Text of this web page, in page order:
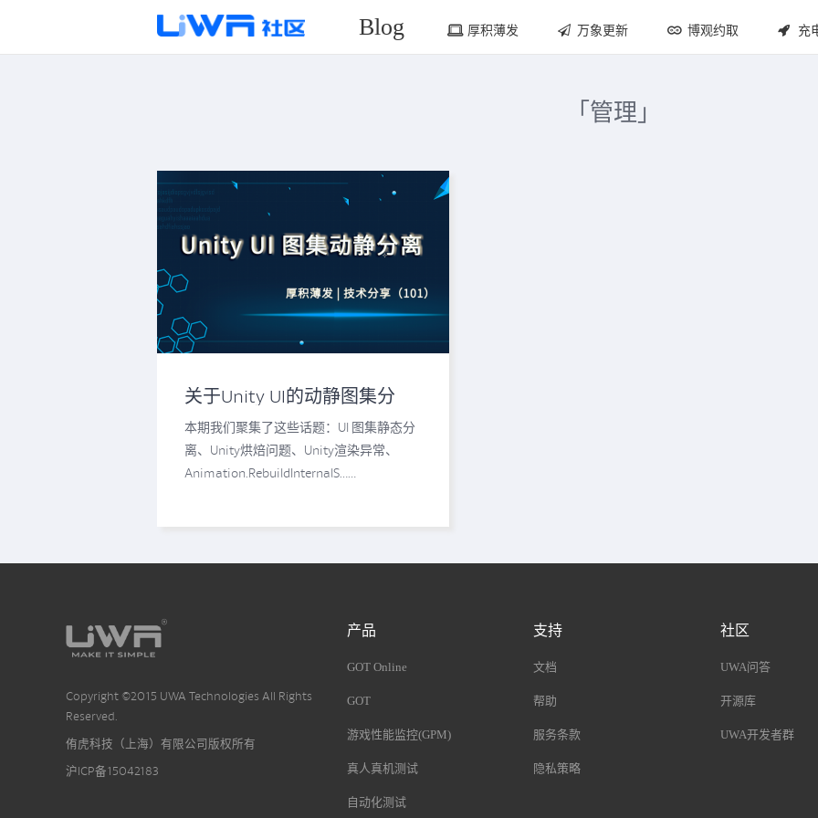
Blog 厚积薄发 万象更新 博观约取 充
「管理」
关于Unity UI的动静图集分
离，你需要了解这些！
本期我们聚集了这些话题：UI 图集静态分
离、Unity烘焙问题、Unity渲染异常、
Animation.RebuildInternalS……
Copyright ©2015 UWA Technologies All Rights
Reserved.
侑虎科技（上海）有限公司版权所有
沪ICP备15042183
产品
GOT Online
GOT
游戏性能监控(GPM)
真人真机测试
自动化测试
支持
文档
帮助
服务条款
隐私策略
社区
UWA问答
开源库
UWA开发者群